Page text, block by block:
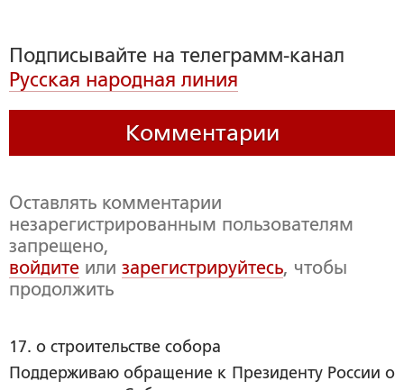
Подписывайте на телеграмм-канал
Русская народная линия
Комментарии
Оставлять комментарии
незарегистрированным пользователям
запрещено,
войдите или зарегистрируйтесь, чтобы
продолжить
17. о строительстве собора
Поддерживаю обращение к Президенту России о